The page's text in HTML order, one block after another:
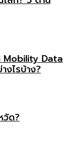
Mobility Data
งไรบ้าง?
วัด?